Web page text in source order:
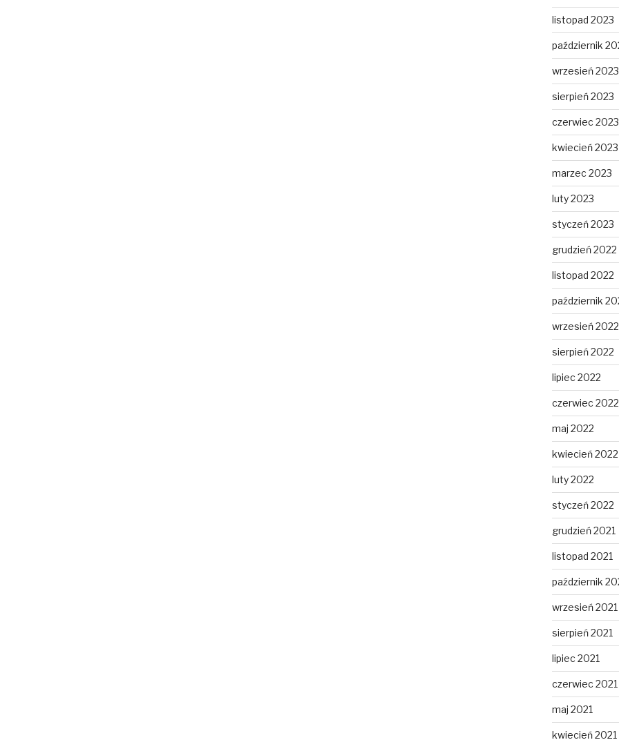
listopad 2023
październik
wrzesień 2023
sierpień 2023
czerwiec 2023
kwiecień 2023
marzec 2023
luty 2023
styczeń 2023
grudzień 2022
listopad 2022
październik
wrzesień 2022
sierpień 2022
lipiec 2022
czerwiec 2022
maj 2022
kwiecień 2022
luty 2022
styczeń 2022
grudzień 2021
listopad 2021
październik
wrzesień 2021
sierpień 2021
lipiec 2021
czerwiec 2021
maj 2021
kwiecień 2021